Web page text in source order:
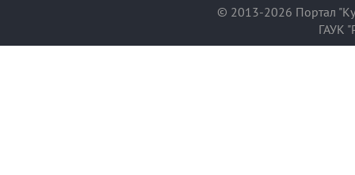
© 2013-2026 Портал
ГАУК